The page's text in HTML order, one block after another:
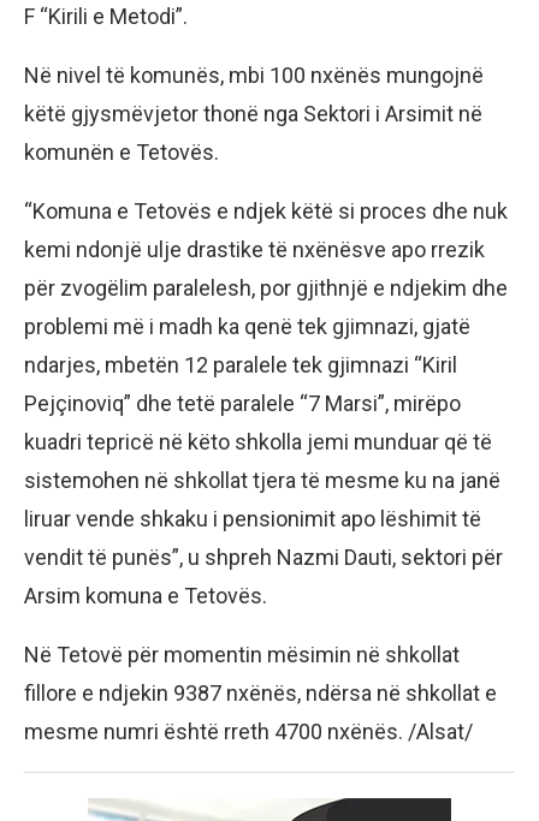
F “Kirili e Metodi”.
Në nivel të komunës, mbi 100 nxënës mungojnë
këtë gjysmëvjetor thonë nga Sektori i Arsimit në
komunën e Tetovës.
“Komuna e Tetovës e ndjek këtë si proces dhe nuk
kemi ndonjë ulje drastike të nxënësve apo rrezik
për zvogëlim paralelesh, por gjithnjë e ndjekim dhe
problemi më i madh ka qenë tek gjimnazi, gjatë
ndarjes, mbetën 12 paralele tek gjimnazi “Kiril
Pejçinoviq” dhe tetë paralele “7 Marsi”, mirëpo
kuadri tepricë në këto shkolla jemi munduar që të
sistemohen në shkollat tjera të mesme ku na janë
liruar vende shkaku i pensionimit apo lëshimit të
vendit të punës”, u shpreh Nazmi Dauti, sektori për
Arsim komuna e Tetovës.
Në Tetovë për momentin mësimin në shkollat
fillore e ndjekin 9387 nxënës, ndërsa në shkollat e
mesme numri është rreth 4700 nxënës. /Alsat/